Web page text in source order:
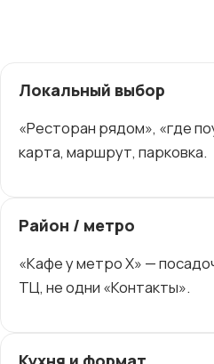
Локальный выбор
«Ресторан рядом», «где
карта, маршрут, парковка.
Район / метро
«Кафе у метро X» —
ТЦ, не одни «Контакты».